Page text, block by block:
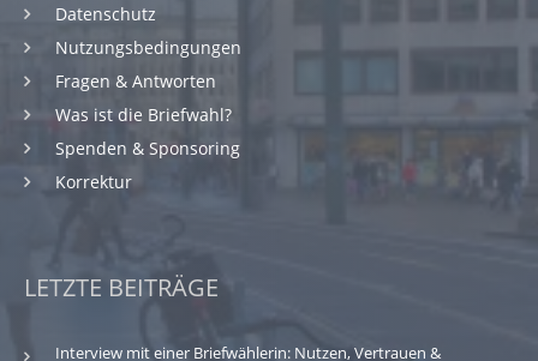
Datenschutz
Nutzungsbedingungen
Fragen & Antworten
Was ist die Briefwahl?
Spenden & Sponsoring
Korrektur
LETZTE BEITRÄGE
Interview mit einer Briefwählerin: Nutzen, Vertrauen &